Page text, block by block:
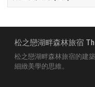
松之戀湖畔森林旅宿
松之戀湖畔森林旅宿的建
細緻美學的思維。